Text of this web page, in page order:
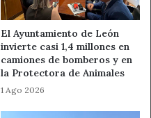
El Ayuntamiento de León
invierte casi 1,4 millones en
camiones de bomberos y en
la Protectora de Animales
1 Ago 2026